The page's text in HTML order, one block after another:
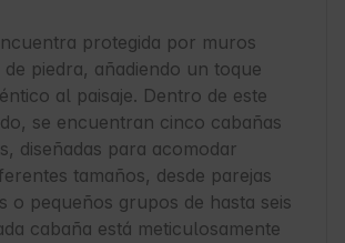
protegida por muros
piedra, añadiendo un toque
al paisaje. Dentro de este
se encuentran cinco cabañas
diseñadas para acomodar
tamaños, desde parejas
o pequeños grupos de hasta seis
cabaña está meticulosamente